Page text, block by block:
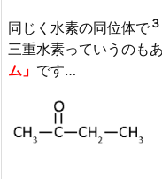
同じく水素の同位体で３
三重水素っていうのも
ム」 です…